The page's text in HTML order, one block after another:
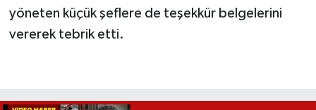
yöneten küçük şeflere de teşekkür belgelerini
vererek tebrik etti.